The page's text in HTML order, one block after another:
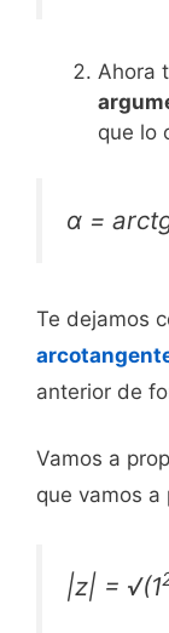
Ahora
que lo
α =
Te dejamos
anterior de
Vamos a
que vamos a
|z| = √(1